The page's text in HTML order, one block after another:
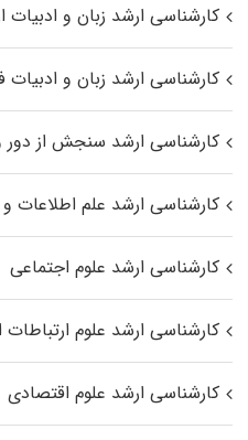
کارشناسی ارشد زبان و ادبیات
کارشناسی ارشد زبان و ادبیات
کارشناسی ارشد سنجش از دور
کارشناسی ارشد علم
کارشناسی ارشد علوم اجتماعی
کارشناسی ارشد علوم
کارشناسی ارشد علوم اقتصادی